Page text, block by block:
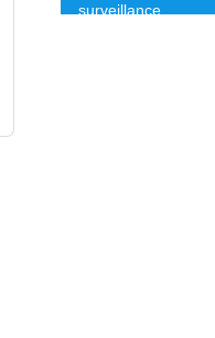
surveillance